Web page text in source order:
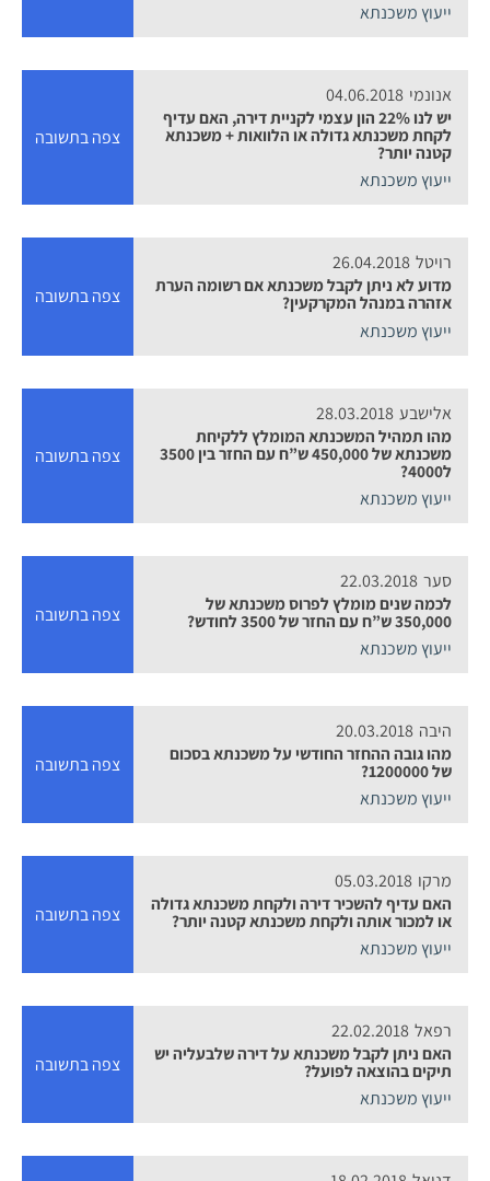
ייעוץ משכנתא
אנונמי 04.06.2018
יש לנו 22% הון עצמי לקניית דירה, האם עדיף
לקחת משכנתא גדולה או הלוואות + משכנתא
קטנה יותר?
ייעוץ משכנתא
צפה בתשובה
רויטל 26.04.2018
מדוע לא ניתן לקבל משכנתא אם רשומה הערת
אזהרה במנהל המקרקעין?
ייעוץ משכנתא
צפה בתשובה
אלישבע 28.03.2018
מהו תמהיל המשכנתא המומלץ ללקיחת
משכנתא של 450,000 ש”ח עם החזר בין 3500
ל4000?
ייעוץ משכנתא
צפה בתשובה
סער 22.03.2018
לכמה שנים מומלץ לפרוס משכנתא של
350,000 ש”ח עם החזר של 3500 לחודש?
ייעוץ משכנתא
צפה בתשובה
היבה 20.03.2018
מהו גובה ההחזר החודשי על משכנתא בסכום
של 1200000?
ייעוץ משכנתא
צפה בתשובה
מרקו 05.03.2018
האם עדיף להשכיר דירה ולקחת משכנתא גדולה
או למכור אותה ולקחת משכנתא קטנה יותר?
ייעוץ משכנתא
צפה בתשובה
רפאל 22.02.2018
האם ניתן לקבל משכנתא על דירה שלבעליה יש
תיקים בהוצאה לפועל?
ייעוץ משכנתא
צפה בתשובה